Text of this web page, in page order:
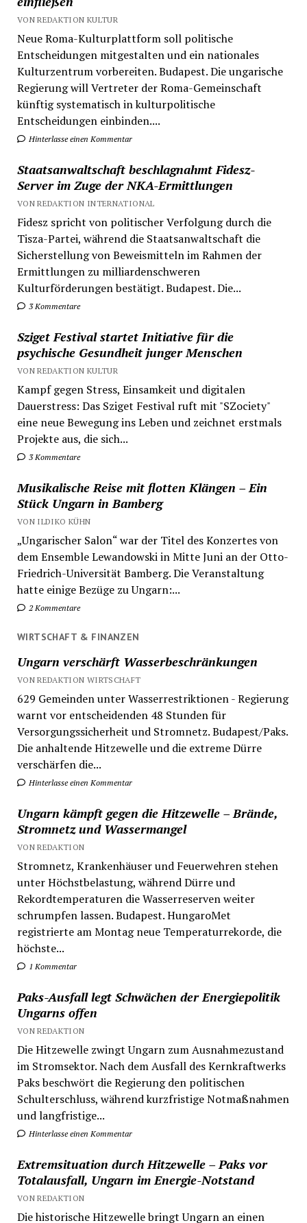
VON REDAKTION KULTUR
Neue Roma-Kulturplattform soll politische
Entscheidungen mitgestalten und ein nationales
Kulturzentrum vorbereiten. Budapest. Die ungarische
Regierung will Vertreter der Roma-Gemeinschaft
künftig systematisch in kulturpolitische
Entscheidungen einbinden....
Hinterlasse einen Kommentar
Staatsanwaltschaft beschlagnahmt Fidesz-
Server im Zuge der NKA-Ermittlungen
VON REDAKTION INTERNATIONAL
Fidesz spricht von politischer Verfolgung durch die
Tisza-Partei, während die Staatsanwaltschaft die
Sicherstellung von Beweismitteln im Rahmen der
Ermittlungen zu milliardenschweren
Kulturförderungen bestätigt. Budapest. Die...
3 Kommentare
Sziget Festival startet Initiative für die
psychische Gesundheit junger Menschen
VON REDAKTION KULTUR
Kampf gegen Stress, Einsamkeit und digitalen
Dauerstress: Das Sziget Festival ruft mit "SZociety"
eine neue Bewegung ins Leben und zeichnet erstmals
Projekte aus, die sich...
3 Kommentare
Musikalische Reise mit flotten Klängen – Ein
Stück Ungarn in Bamberg
VON ILDIKO KÜHN
„Ungarischer Salon“ war der Titel des Konzertes von
dem Ensemble Lewandowski in Mitte Juni an der Otto-
Friedrich-Universität Bamberg. Die Veranstaltung
hatte einige Bezüge zu Ungarn:...
2 Kommentare
WIRTSCHAFT & FINANZEN
Ungarn verschärft Wasserbeschränkungen
VON REDAKTION WIRTSCHAFT
629 Gemeinden unter Wasserrestriktionen - Regierung
warnt vor entscheidenden 48 Stunden für
Versorgungssicherheit und Stromnetz. Budapest/Paks.
Die anhaltende Hitzewelle und die extreme Dürre
verschärfen die...
Hinterlasse einen Kommentar
Ungarn kämpft gegen die Hitzewelle – Brände,
Stromnetz und Wassermangel
VON REDAKTION
Stromnetz, Krankenhäuser und Feuerwehren stehen
unter Höchstbelastung, während Dürre und
Rekordtemperaturen die Wasserreserven weiter
schrumpfen lassen. Budapest. HungaroMet
registrierte am Montag neue Temperaturrekorde, die
höchste...
1 Kommentar
Paks-Ausfall legt Schwächen der Energiepolitik
Ungarns offen
VON REDAKTION
Die Hitzewelle zwingt Ungarn zum Ausnahmezustand
im Stromsektor. Nach dem Ausfall des Kernkraftwerks
Paks beschwört die Regierung den politischen
Schulterschluss, während kurzfristige Notmaßnahmen
und langfristige...
Hinterlasse einen Kommentar
Extremsituation durch Hitzewelle – Paks vor
Totalausfall, Ungarn im Energie-Notstand
VON REDAKTION
Die historische Hitzewelle bringt Ungarn an einen